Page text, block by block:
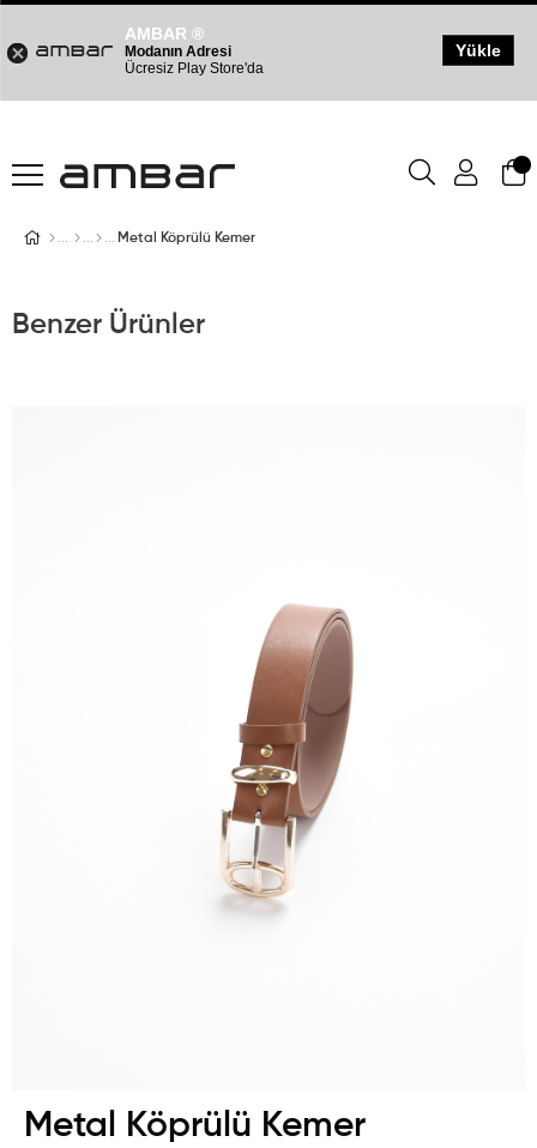
Metal Köprülü Kemer
Benzer Ürünler
Metal Köprülü Kemer
AMBAR ®
Modanın Adresi
Ücresiz Play Store'da
Yükle